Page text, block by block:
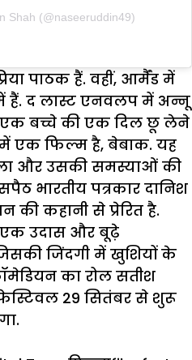
Shah (@naseeruddin49)
पाठक हैं. वहीं, आर्मैंड में
द लास्ट एनवलप में अन्नू
एक बच्चे की एक दिल छू लेने
में एक फिल्म है, बेबाक. यह
और उसकी समस्याओं की
भारतीय पत्रकार दानिश
की कहानी से प्रेरित है.
उदास और बूढ़े
जिंदगी में खुशियों के
का रोल सतीश
29 सितंबर से शुरू